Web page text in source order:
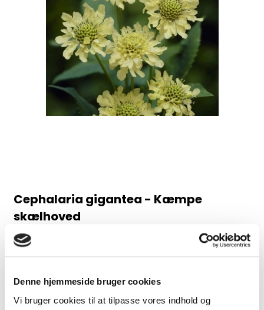
Denne hjemmeside bruger cookies
Vi bruger cookies til at tilpasse vores indhold og
Cephalaria gigantea - Kæmpe
skælhoved
47 81A 79A
25,00 DKK